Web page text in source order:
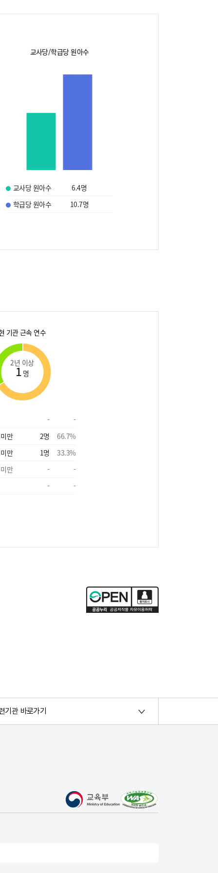
교사당/학급당 원아수
교사당 원아수 6.4명
학급당 원아수
10.7명
기관 근속 연수
2년 이상
1 명
-
-
만
2명 66.7%
만
1명 33.3%
만
-
-
-
-
기관 바로가기